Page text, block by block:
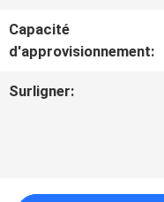
NOUVELLES
TOUS
Capacité
d'approvisionnement:
Surligner: